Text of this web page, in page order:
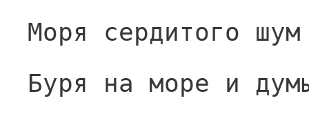
Моря сердитого
Буря на море и